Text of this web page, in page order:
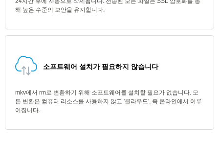
해 높은 수준의 보안을 유지합니다.
소프트웨어 설치가 필요하지 않습니다
mkv에서 rm로 변환하기 위해 소프트웨어를 설치할 필요가 없습니다. 모
든 변환은 컴퓨터 리소스를 사용하지 않고 '클라우드', 즉 온라인에서 이루
어집니다.